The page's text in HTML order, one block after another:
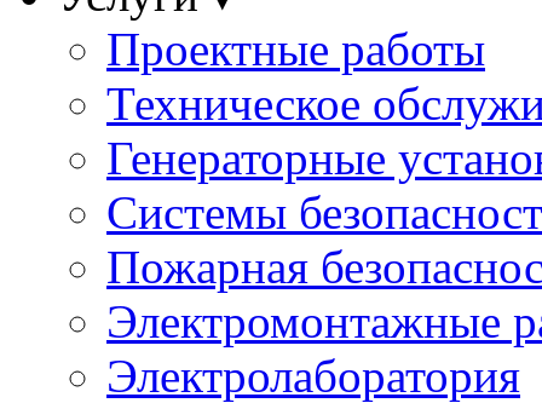
Проектные работы
Техническое
Генераторные
Системы
Пожарная
Электромонтажные
Электролаборатория